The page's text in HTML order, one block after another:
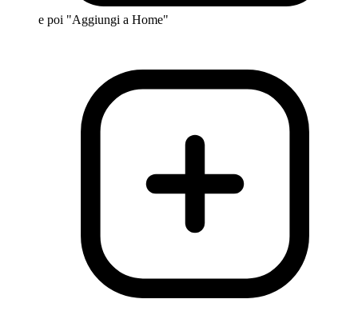
e poi "Aggiungi a Home"